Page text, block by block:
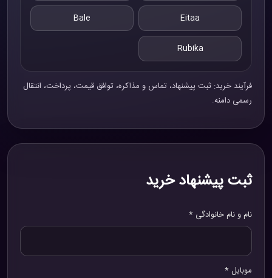
Eitaa
Bale
Rubika
فرآیند خرید: ثبت پیشنهاد، تماس و مذاکره، توافق قیمت، پرداخت، انتقال
رسمی دامنه.
ثبت پیشنهاد خرید
نام و نام خانوادگی *
موبایل *